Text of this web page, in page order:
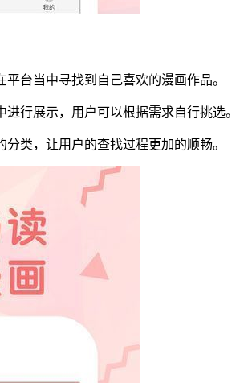
台当中寻找到自己喜欢的漫画作品。
行展示，用户可以根据需求自行挑选。
类，让用户的查找过程更加的顺畅。